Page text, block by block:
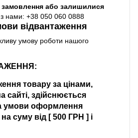
або залишилися
з нами: +38 050 060 0888
відвантаження
умову роботи нашого
товару за цінами,
сайті, здійснюється
умови оформлення
суму від [ 500 ГРН ] і